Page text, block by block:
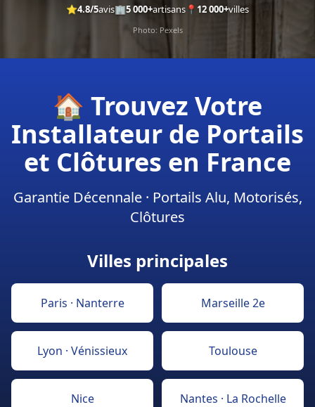
Retour à la liste des métiers
CGU-Confidentialité - Service proposé parViteUnDevis.com
⭐4.8/5avis🏢5 000+artisans 📍 12 000+villes
Photo: Pexels
🏠 Trouvez Votre
Installateur de Portails
et Clôtures en France
Garantie Décennale · Portails Alu, Motorisés,
Clôtures
Villes principales
Paris · Nanterre Marseille 2e
Lyon · Vénissieux Toulouse
Nice Nantes · La Rochelle